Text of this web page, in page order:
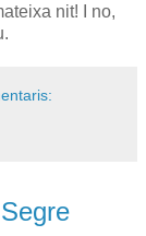
nit! I no,